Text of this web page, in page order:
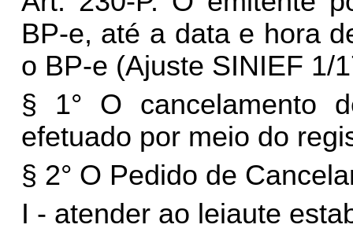
BP-e, até a data e hora
o BP-e (Ajuste SINIEF 1/
§ 1° O cancelamento
efetuado por meio do
§ 2° O Pedido de
I - atender ao leiaute